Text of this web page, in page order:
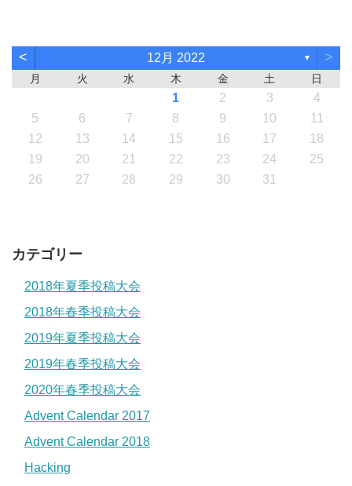
< 12月 2022 ▼ >
月 火 水 木 金 土 日
1 2 3
4
5
6 7 8 9 10
11
12
13 14 15 16 17
18
19
20 21 22 23 24
25
26
27 28 29 30 31
カテゴリー
2018年夏季投稿大会
2018年春季投稿大会
2019年夏季投稿大会
2019年春季投稿大会
2020年春季投稿大会
Advent Calendar 2017
Advent Calendar 2018
Hacking